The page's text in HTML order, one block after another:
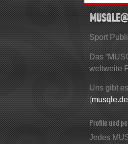
Sport
Das
weltweite
Uns gibt
(musqle.de
Profile und
Jedes